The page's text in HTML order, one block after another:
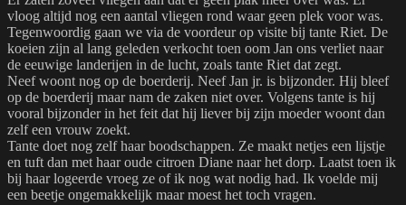
vloog altijd nog een aantal vliegen rond waar geen plek voor was.
Tegenwoordig gaan we via de voordeur op visite bij tante Riet. De
koeien zijn al lang geleden verkocht toen oom Jan ons verliet naar
de eeuwige landerijen in de lucht, zoals tante Riet dat zegt.
Neef woont nog op de boerderij. Neef Jan jr. is bijzonder. Hij bleef
op de boerderij maar nam de zaken niet over. Volgens tante is hij
vooral bijzonder in het feit dat hij liever bij zijn moeder woont dan
zelf een vrouw zoekt.
Tante doet nog zelf haar boodschappen. Ze maakt netjes een lijstje
en tuft dan met haar oude citroen Diane naar het dorp. Laatst toen ik
bij haar logeerde vroeg ze of ik nog wat nodig had. Ik voelde mij
een beetje ongemakkelijk maar moest het toch vragen.